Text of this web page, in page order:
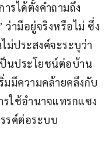
รได้ตั้งคำถามถึง
ว่ามีอยู่จริงหรือไม่ ซึ่ง
ม่ประสงค์จะระบุว่า
นประโยชน์ต่อบ้าน
มมีความคล้ายคลึงกับ
ใช้อำนาจแทรกแซง
รค์ต่อระบบ